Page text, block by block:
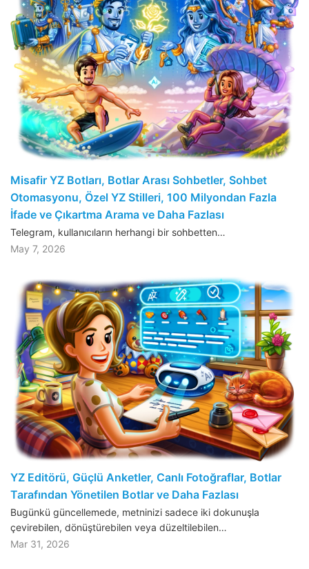
Misafir YZ Botları, Botlar Arası Sohbetler, Sohbet
Otomasyonu, Özel YZ Stilleri, 100 Milyondan Fazla
İfade ve Çıkartma Arama ve Daha Fazlası
Telegram, kullanıcıların herhangi bir sohbetten…
May 7, 2026
YZ Editörü, Güçlü Anketler, Canlı Fotoğraflar, Botlar
Tarafından Yönetilen Botlar ve Daha Fazlası
Bugünkü güncellemede, metninizi sadece iki dokunuşla
çevirebilen, dönüştürebilen veya düzeltilebilen…
Mar 31, 2026